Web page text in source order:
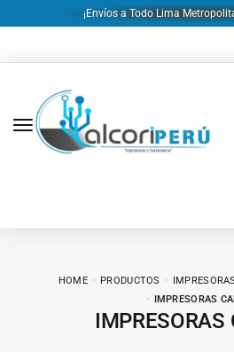
¡Envíos a Todo Lima
HOME PRODUCTOS
IMPRESORAS
IMPRESORAS